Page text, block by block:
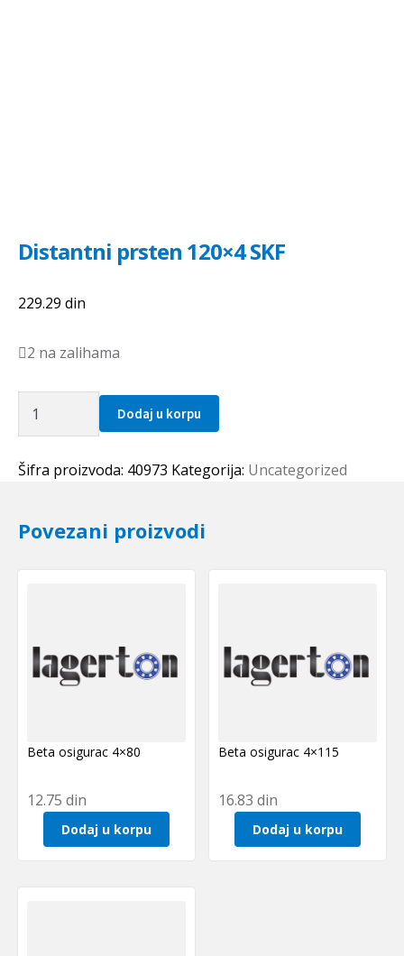
Distantni prsten 120×4 SKF
229.29 din
2 na zalihama
prsten
SKF
Dodaj u korpu
Šifra proizvoda: 40973 Kategorija: Uncategorized
Povezani proizvodi
Beta osigurac 4×80
12.75 din
Dodaj u korpu
Beta osigurac 4×115
16.83din
Dodaj u korpu